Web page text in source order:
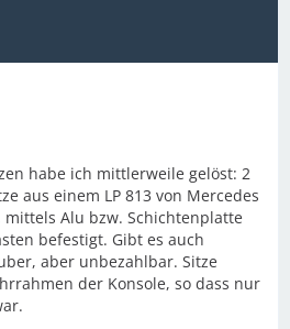
habe ich mittlerweile gelöst: 2
aus einem LP 813 von Mercedes
Alu bzw. Schichtenplatte
befestigt. Gibt es auch
aber unbezahlbar. Sitze
der Konsole, so dass nur